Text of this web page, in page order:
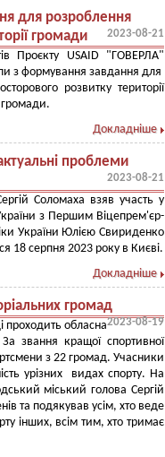
для розроблення
громади
2023-08-21
Проєкту USAID "ГОВЕРЛА"
з формування завдання для
розвитку території
громади.
Докладніше
проблеми
2023-08-21
Соломаха взяв участь у
України з Першим Віцепрем'єр-
України Юлією Свириденко
18 серпня 2023 року в Києві.
Докладніше
громад
2023-08-19
проходить обласна
звання кращої спортивної
з 22 громад. Учасники
урізних видах спорту. На
міський голова Сергій
та подякував усім, хто веде
інших, всім тим, хто тримає